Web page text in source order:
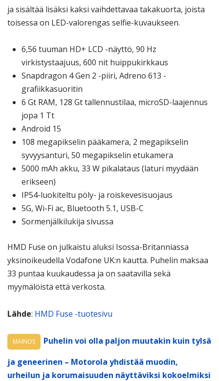
ja sisältää lisäksi kaksi vaihdettavaa takakuorta, joista
toisessa on LED-valorengas selfie-kuvaukseen.
6,56 tuuman HD+ LCD -näyttö, 90 Hz
virkistystaajuus, 600 nit huippukirkkaus
Snapdragon 4 Gen 2 -piiri, Adreno 613 -
grafiikkasuoritin
6 Gt RAM, 128 Gt tallennustilaa, microSD-laajennus
jopa 1 Tt
Android 15
108 megapikselin pääkamera, 2 megapikselin
syvyysanturi, 50 megapikselin etukamera
5000 mAh akku, 33 W pikalataus (laturi myydään
erikseen)
IP54-luokiteltu pöly- ja roiskevesisuojaus
5G, Wi-Fi ac, Bluetooth 5.1, USB-C
Sormenjälkilukija sivussa
HMD Fuse on julkaistu aluksi Isossa-Britanniassa
yksinoikeudella Vodafone UK:n kautta. Puhelin maksaa
33 puntaa kuukaudessa ja on saatavilla sekä
myymälöistä että verkosta.
Lähde: HMD Fuse -tuotesivu
MAINOS
Puhelin voi olla paljon muutakin kuin tylsä
ja geneerinen – Motorola yhdistää muodin,
urheilun ja korumaisuuden näyttäviksi kokoelmiksi